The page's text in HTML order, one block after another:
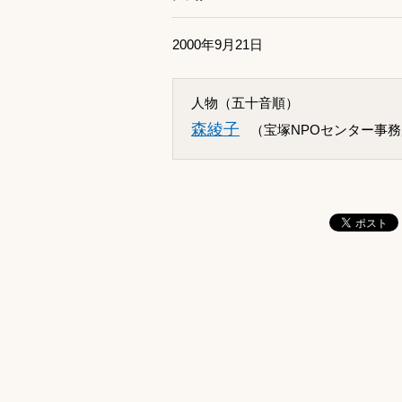
2000年9月21日
人物（五十音順）
森綾子 （宝塚NPOセンター事